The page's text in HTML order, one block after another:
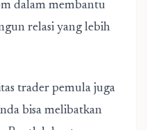
dalam membantu
relasi yang lebih
trader pemula juga
bisa melibatkan